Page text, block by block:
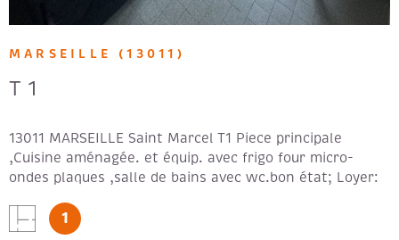
MARSEILLE (13011)
T1
13011 MARSEILLE Saint Marcel T1 Piece principale
,Cuisine aménagée. et équip. avec frigo four micro-
ondes plaques ,salle de bains avec wc.bon état; Loyer:
DPE en cours -
1